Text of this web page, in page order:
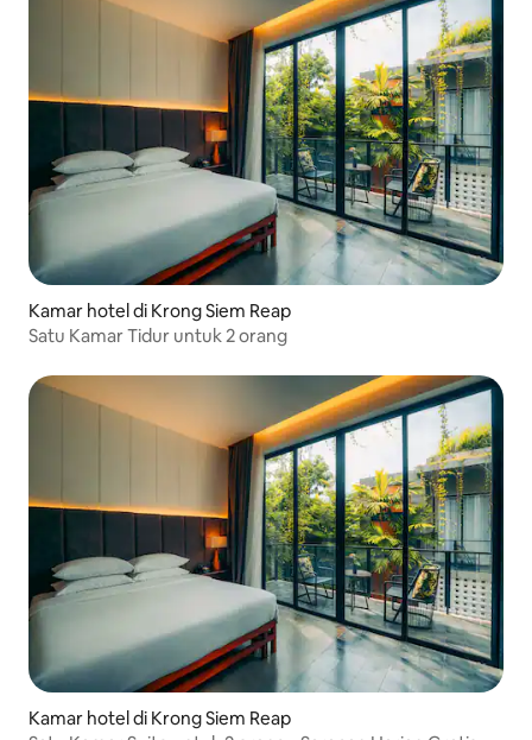
Kamar hotel di Krong Siem Reap
Satu Kamar Tidur untuk 2 orang
Kamar hotel di Krong Siem Reap